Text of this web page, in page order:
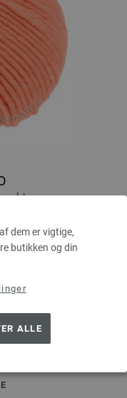
dem er vigtige,
butikken og din
ALLE
6 - 7
Basispris: